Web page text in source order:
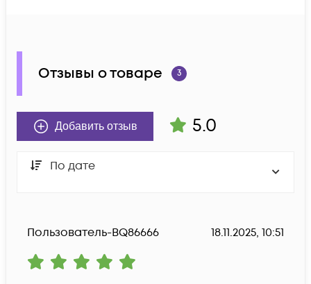
Отзывы о товаре 3
Добавить отзыв 5.0
По дате
Пользователь-BQ86666 18.11.2025, 10:51